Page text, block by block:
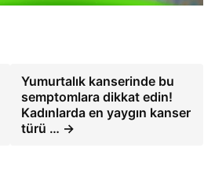
Yumurtalık kanserinde bu
semptomlara dikkat edin!
Kadınlarda en yaygın kanser
türü … →